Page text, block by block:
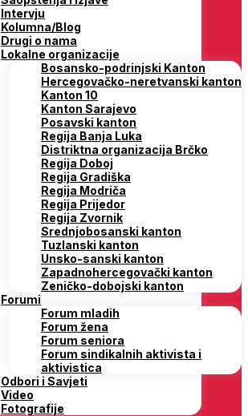
Intervju
Kolumna/Blog
Drugi o nama
Lokalne organizacije
Bosansko-podrinjski Kanton
Hercegovačko-neretvanski kanton
Kanton 10
Kanton Sarajevo
Posavski kanton
Regija Banja Luka
Distriktna organizacija Brčko
Regija Doboj
Regija Gradiška
Regija Modriča
Regija Prijedor
Regija Zvornik
Srednjobosanski kanton
Tuzlanski kanton
Unsko-sanski kanton
Zapadnohercegovački kanton
Zeničko-dobojski kanton
Forumi
Forum mladih
Forum žena
Forum seniora
Forum sindikalnih aktivista i
aktivistica
Odbori i Savjeti
Video
Fotografije